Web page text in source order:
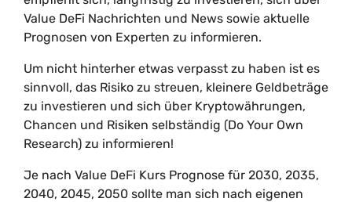
Value DeFi Nachrichten und News sowie aktuelle
Prognosen von Experten zu informieren.
Um nicht hinterher etwas verpasst zu haben ist es
sinnvoll, das Risiko zu streuen, kleinere Geldbeträge
zu investieren und sich über Kryptowährungen,
Chancen und Risiken selbständig (Do Your Own
Research) zu informieren!
Je nach Value DeFi Kurs Prognose für 2030, 2035,
2040, 2045, 2050 sollte man sich nach eigenen